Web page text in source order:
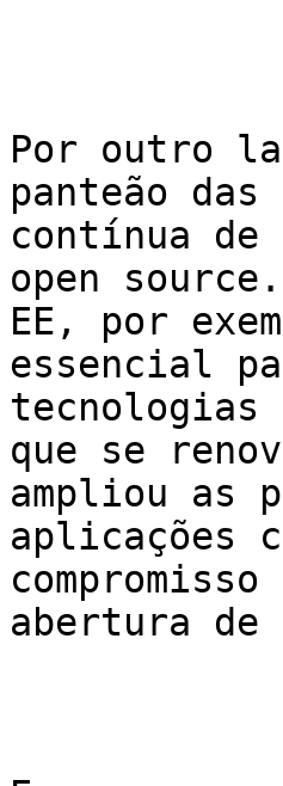
Por outro
panteão
contínua de
open
EE, por
essencial
tecnologias
que se
ampliou as
aplicações
abertura de